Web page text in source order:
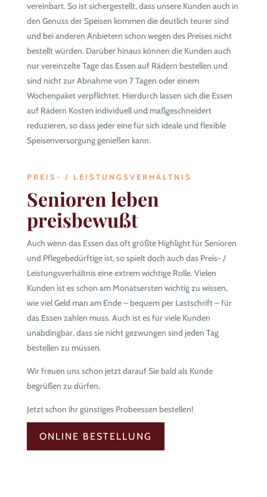
vereinbart. So ist sichergestellt, dass unsere Kunden auch in
den Genuss der Speisen kommen die deutlich teurer sind
und bei anderen Anbietern schon wegen des Preises nicht
bestellt würden. Darüber hinaus können die Kunden auch
nur vereinzelte Tage das Essen auf Rädern bestellen und
sind nicht zur Abnahme von 7 Tagen oder einem
Wochenpaket verpflichtet. Hierdurch lassen sich die Essen
auf Rädern Kosten individuell und maßgeschneidert
reduzieren, so dass jeder eine für sich ideale und flexible
Speisenversorgung genießen kann.
PREIS- / LEISTUNGSVERHÄLTNIS
Senioren leben
preisbewußt
Auch wenn das Essen das oft größte Highlight für Senioren
und Pflegebedürftige ist, so spielt doch auch das Preis- /
Leistungsverhältnis eine extrem wichtige Rolle. Vielen
Kunden ist es schon am Monatsersten wichtig zu wissen,
wie viel Geld man am Ende – bequem per Lastschrift – für
das Essen zahlen muss. Auch ist es für viele Kunden
unabdingbar, dass sie nicht gezwungen sind jeden Tag
bestellen zu müssen.
Wir freuen uns schon jetzt darauf Sie bald als Kunde
begrüßen zu dürfen.
Jetzt schon ihr günstiges Probeessen bestellen!
ONLINE BESTELLUNG